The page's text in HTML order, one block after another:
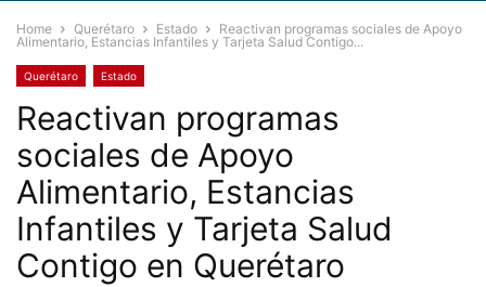
Home Querétaro Estado
Reactivan programas sociales de Apoyo
Alimentario, Estancias Infantiles y Tarjeta Salud Contigo...
Querétaro Estado
Reactivan programas
sociales de Apoyo
Alimentario, Estancias
Infantiles y Tarjeta Salud
Contigo en Querétaro